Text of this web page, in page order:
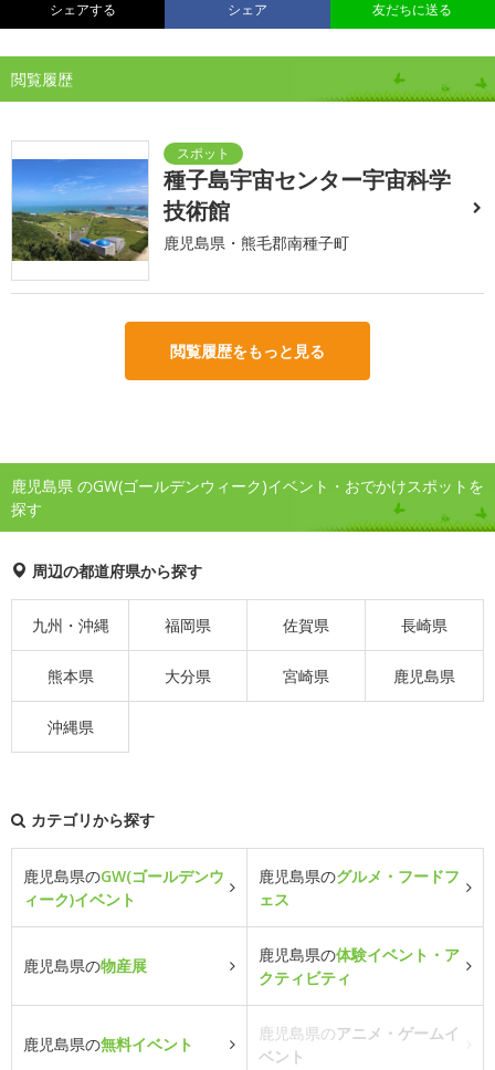
シェアする シェア 友だちに送る
閲覧履歴
種子島宇宙センター宇宙科学
技術館
鹿児島県・熊毛郡南種子町
閲覧履歴をもっと見る
鹿児島県 のGW(ゴールデンウィーク)イベント・おでかけスポットを
探す
周辺の都道府県から探す
九州・沖縄 福岡県 佐賀県 長崎県
熊本県 大分県 宮崎県 鹿児島県
沖縄県
カテゴリから探す
鹿児島県のGW(ゴールデンウ
ィーク)イベント
鹿児島県のグルメ・フードフ
ェス
鹿児島県の物産展
鹿児島県の体験イベント・ア
クティビティ
鹿児島県の無料イベント
鹿児島県のアニメ・ゲームイ
ベント